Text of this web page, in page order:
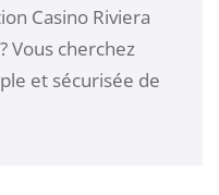
Casino Riviera
Vous cherchez
et sécurisée de